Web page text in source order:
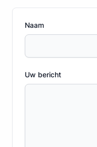
Naam
Uw bericht